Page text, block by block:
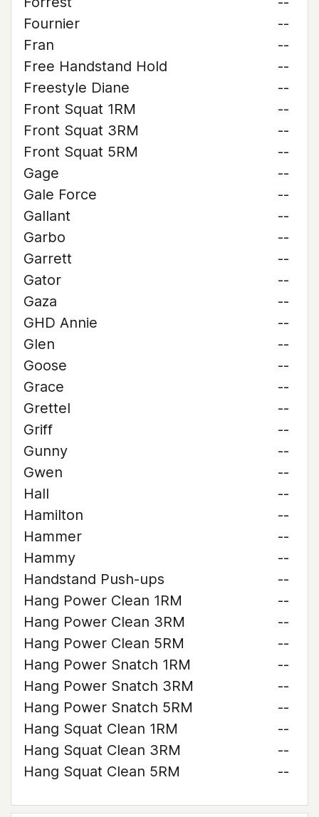
Fournier
--
Fran
--
Free Handstand Hold
--
Freestyle Diane
--
Front Squat 1RM
--
Front Squat 3RM
--
Front Squat 5RM
--
Gage
--
Gale Force
--
Gallant
--
Garbo
--
Garrett
--
Gator
--
Gaza
--
GHD Annie
--
Glen
--
Goose
--
Grace
--
Grettel
--
Griff
--
Gunny
--
Gwen
--
Hall
--
Hamilton
--
Hammer
--
Hammy
--
Handstand Push-ups
--
Hang Power Clean 1RM
--
Hang Power Clean 3RM
--
Hang Power Clean 5RM
--
Hang Power Snatch 1RM
--
Hang Power Snatch 3RM
--
Hang Power Snatch 5RM
--
Hang Squat Clean 1RM
--
Hang Squat Clean 3RM
--
Hang Squat Clean 5RM
--